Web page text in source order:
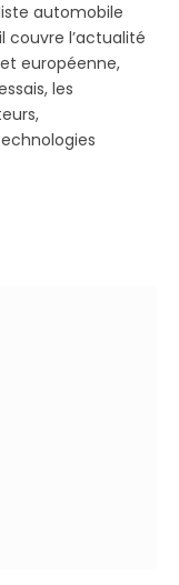
automobile
couvre l’actualité
européenne,
les